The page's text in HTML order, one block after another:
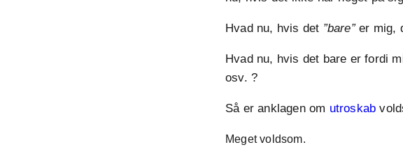
Hvad nu, hvis det ”bare”er mig,
Hvad nu, hvis det bare er fordi
osv. ?
Så er anklagen om utroskab
Meget voldsom.